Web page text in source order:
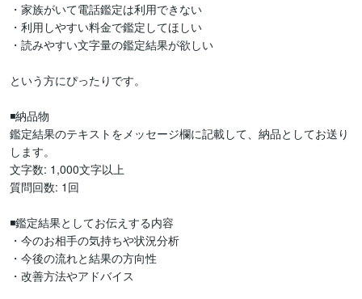
・家族がいて電話鑑定は利用できない
・利用しやすい料金で鑑定してほしい
・読みやすい文字量の鑑定結果が欲しい
という方にぴったりです。
◾️納品物
鑑定結果のテキストをメッセージ欄に記載して、納品としてお送り
します。
文字数: 1,000文字以上
質問回数: 1回
◾️鑑定結果としてお伝えする内容
・今のお相手の気持ちや状況分析
・今後の流れと結果の方向性
・改善方法やアドバイス